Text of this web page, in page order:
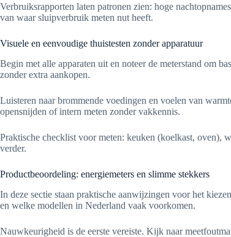
Verbruiksrapporten laten patronen zien: hoge
van waar sluipverbruik meten nut heeft.
Visuele en eenvoudige thuistesten zonder apparatuur
Begin met alle apparaten uit en noteer de meterstand om
zonder extra aankopen.
Luisteren naar brommende voedingen en voelen van
opensnijden of intern meten zonder vakkennis.
Praktische checklist voor meten: keuken (koelkast, oven),
verder.
Productbeoordeling: energiemeters en slimme stekkers
In deze sectie staan praktische aanwijzingen voor het
en welke modellen in Nederland vaak voorkomen.
Nauwkeurigheid is de eerste vereiste. Kijk naar